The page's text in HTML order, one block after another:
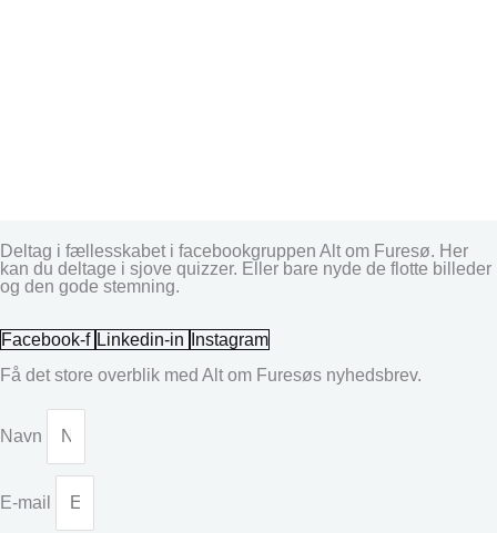
Deltag i fællesskabet i facebookgruppen Alt om Furesø. Her
kan du deltage i sjove quizzer. Eller bare nyde de flotte billeder
og den gode stemning.
Facebook-f Linkedin-in
Instagram
Få det store overblik med Alt om Furesøs nyhedsbrev.
Navn
E-mail